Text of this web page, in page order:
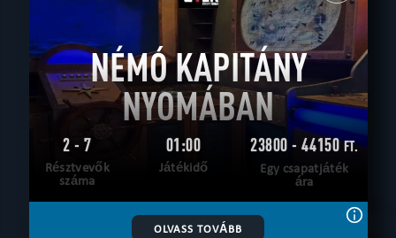
NÉMÓ KAPITÁNY
NYOMÁBAN
2 - 7
Résztvevők
száma
01:00
Játékidő
23800 - 44150FT.
Egy csapatjáték
ára
OLVASS TOVÁBB